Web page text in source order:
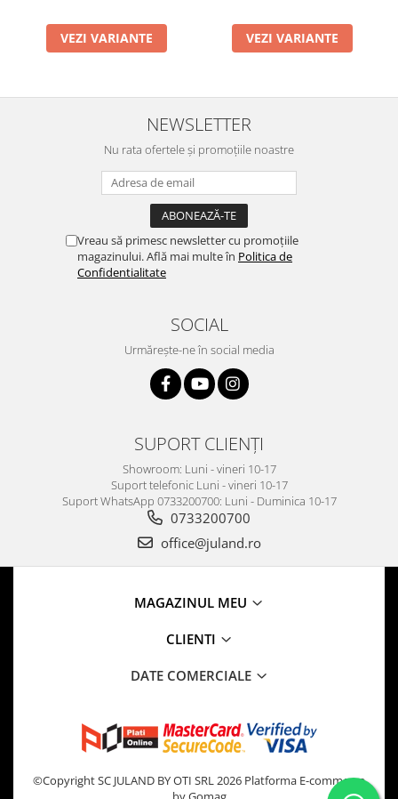
VEZI VARIANTE VEZI VARIANTE
NEWSLETTER
Nu rata ofertele și promoțiile noastre
Vreau să primesc newsletter cu promoțiile
magazinului. Află mai multe în Politica de
Confidentialitate
SOCIAL
Urmărește-ne în social media
SUPORT CLIENȚI
Showroom: Luni - vineri 10-17
Suport telefonic Luni - vineri 10-17
Suport WhatsApp 0733200700: Luni - Duminica 10-17
0733200700
office@juland.ro
MAGAZINUL MEU
CLIENTI
DATE COMERCIALE
©Copyright SC JULAND BY OTI SRL 2026 Platforma E-commerce